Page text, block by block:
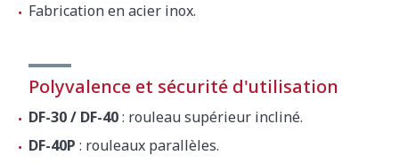
Fabrication en acier inox.
Polyvalence et sécurité d'utilisation
DF-30 / DF-40: rouleau supérieur incliné.
DF-40P : rouleaux parallèles.